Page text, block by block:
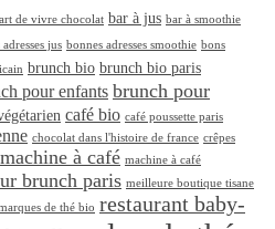
art de vivre chocolat bar à jus bar à smoothie
jus bonnes adresses smoothie bons
brunch bio brunch bio paris
pour enfants brunch pour
café bio café poussette paris
chocolat dans l'histoire de france crêpes
machine à café machine à café
brunch paris meilleure boutique tisane
de thé bio restaurant baby-